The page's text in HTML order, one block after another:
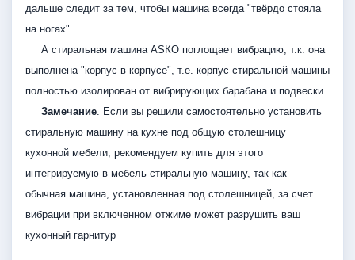
дальше следит за тем, чтобы машина всегда "твёрдо стояла
на ногах".
А стиральная машина АSКО поглощает вибрацию, т.к. она
выполнена "корпус в корпусе", т.е. корпус стиральной машины
полностью изолирован от вибрирующих барабана и подвески.
Замечание . Если вы решили самостоятельно установить
стиральную машину на кухне под общую столешницу
кухонной мебели, рекомендуем купить для этого
интегрируемую в мебель стиральную машину, так как
обычная машина, установленная под столешницей, за счет
вибрации при включенном отжиме может разрушить ваш
кухонный гарнитур